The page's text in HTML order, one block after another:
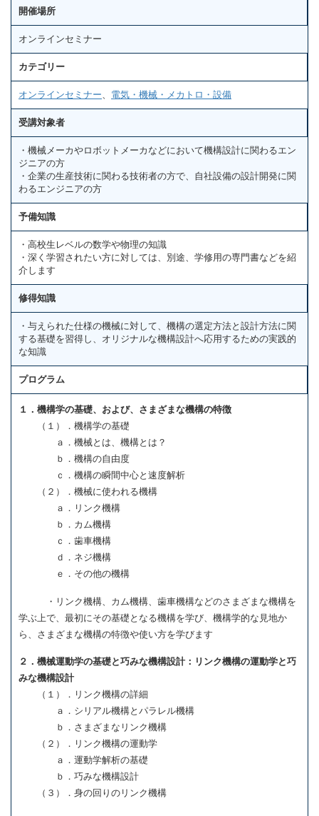
開催場所
オンラインセミナー
カテゴリー
オンラインセミナー 電気・機械・メカトロ・設備
受講対象者
・機械メーカやロボットメーカなどにおいて機構設計に関わるエン
ジニアの方
・企業の生産技術に関わる技術者の方で、自社設備の設計開発に関
わるエンジニアの方
予備知識
・高校生レベルの数学や物理の知識
・深く学習されたい方に対しては、別途、学修用の専門書などを紹
介します
修得知識
・与えられた仕様の機械に対して、機構の選定方法と設計方法に関
する基礎を習得し、オリジナルな機構設計へ応用するための実践的
な知識
プログラム
１．機構学の基礎、および、さまざまな機構の特徴
（１）．機構学の基礎
ａ．機械とは、機構とは？
ｂ．機構の自由度
ｃ．機構の瞬間中心と速度解析
（２）．機械に使われる機構
ａ．リンク機構
ｂ．カム機構
ｃ．歯車機構
ｄ．ネジ機構
ｅ．その他の機構
・リンク機構、カム機構、歯車機構などのさまざまな機構を
学ぶ上で、最初にその基礎となる機構を学び、機構学的な見地か
ら、さまざまな機構の特徴や使い方を学びます
２．機械運動学の基礎と巧みな機構設計：リンク機構の運動学と巧
みな機構設計
（１）．リンク機構の詳細
ａ．シリアル機構とパラレル機構
ｂ．さまざまなリンク機構
（２）．リンク機構の運動学
ａ．運動学解析の基礎
ｂ．巧みな機構設計
（３）．身の回りのリンク機構